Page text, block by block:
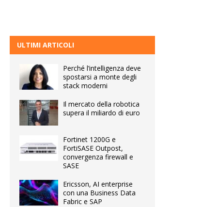
ULTIMI ARTICOLI
Perché l’intelligenza deve
spostarsi a monte degli
stack moderni
Il mercato della robotica
supera il miliardo di euro
Fortinet 1200G e
FortiSASE Outpost,
convergenza firewall e
SASE
Ericsson, AI enterprise
con una Business Data
Fabric e SAP